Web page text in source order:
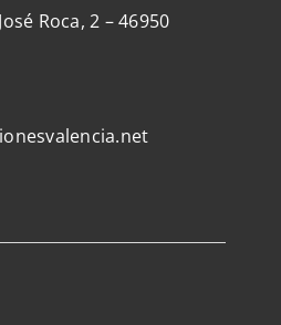
Roca, 2 – 46950